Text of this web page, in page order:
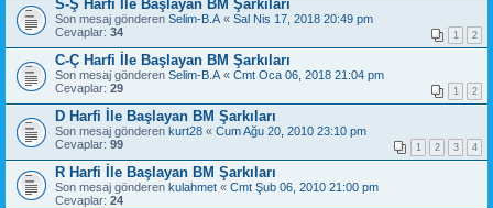
S-Ş Harfi İle Başlayan BM Şarkıları
Son mesaj gönderen Selim-B.A « Sal Nis 17, 2018 20:49 pm
Cevaplar: 34 1 2
C-Ç Harfi İle Başlayan BM Şarkıları
Son mesaj gönderen Selim-B.A « Cmt Oca 06, 2018 21:04 pm
Cevaplar: 29 1 2
D Harfi İle Başlayan BM Şarkıları
Son mesaj gönderen kurt28 « Cum Ağu 20, 2010 23:10 pm
Cevaplar: 99 1 2 3 4
R Harfi İle Başlayan BM Şarkıları
Son mesaj gönderen kulahmet « Cmt Şub 06, 2010 21:00 pm
Cevaplar: 24